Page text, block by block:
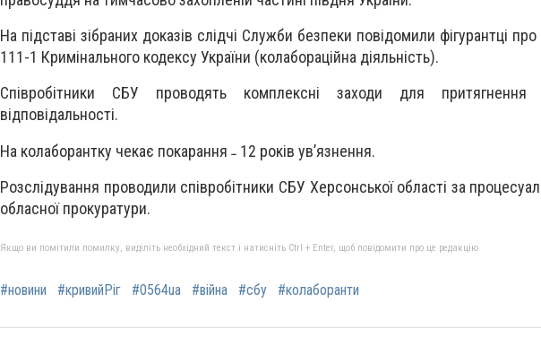
На підставі зібраних доказів слідчі Служби безпеки повідомили фігурантці
111-1 Кримінального кодексу України (колабораційна діяльність).
Співробітники СБУ проводять комплексні заходи для притягнення
відповідальності.
На колаборантку чекає покарання ˗ 12 років ув’язнення.
Розслідування проводили співробітники СБУ Херсонської області за
обласної прокуратури.
Якщо ви помітили помилку, виділіть необхідний текст і натисніть Ctrl + Enter, щоб повідомити про це редакцію
#новини #кривийРіг #0564ua #війна #сбу #колаборанти